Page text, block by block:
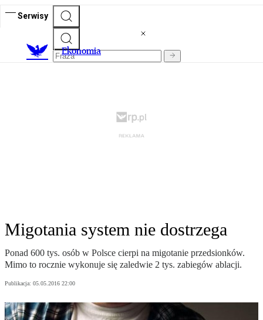
Serwisy
Ekonomia
Migotania system nie dostrzega
Ponad 600 tys. osób w Polsce cierpi na migotanie przedsionków.
Mimo to rocznie wykonuje się zaledwie 2 tys. zabiegów ablacji.
Publikacja: 05.05.2016 22:00